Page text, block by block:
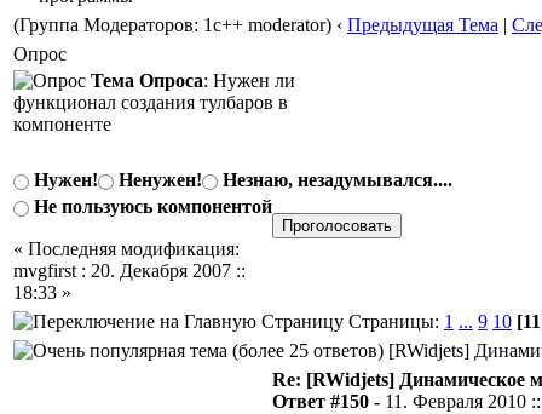
(Группа Модераторов: 1c++ moderator) ‹ Предыдущая Тема |
Опрос
Тема Опроса: Нужен ли
функционал создания тулбаров в
компоненте
Нужен! Ненужен!
Незнаю, незадумывался....
Не пользуюсь компонентой
« Последняя модификация:
mvgfirst : 20. Декабря 2007 ::
18:33 »
Страницы: 1 ... 9 10
[RWidjets]
Re: [RWidjets] Динамическое
Ответ #150 - 11. Февраля 2010